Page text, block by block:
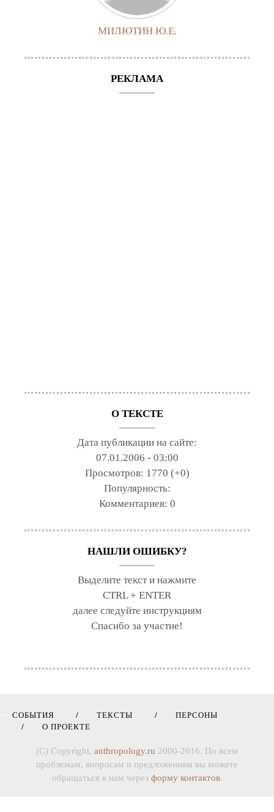
МИЛЮТИН Ю.Е.
РЕКЛАМА
О ТЕКСТЕ
Дата публикации на сайте:
07.01.2006 - 03:00
Просмотров: 1770 (+0)
Популярность:
Комментариев: 0
НАШЛИ ОШИБКУ?
Выделите текст и нажмите
CTRL + ENTER
далее следуйте инструкциям
Спасибо за участие!
СОБЫТИЯ ТЕКСТЫ
ПЕРСОНЫ
О ПРОЕКТЕ
(C) Copyright, anthropology.ru 2000-2016. По всем
проблемам, вопросам и предложениям вы можете
обращаться к нам через форму контактов.